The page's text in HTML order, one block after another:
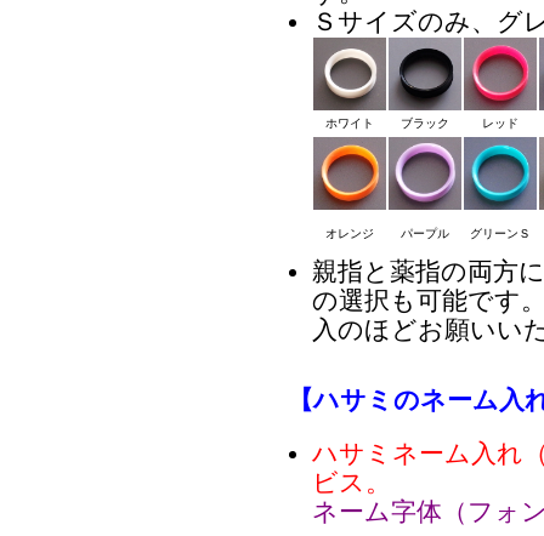
Ｓサイズのみ、グ
ホワイト ブラック レッド
オレンジ パープル グリーンＳ
親指と薬指の両方
の選択も可能です
入のほどお願いい
【ハサミのネーム入
ハサミネーム入れ
ビス。
ネーム字体（フォ